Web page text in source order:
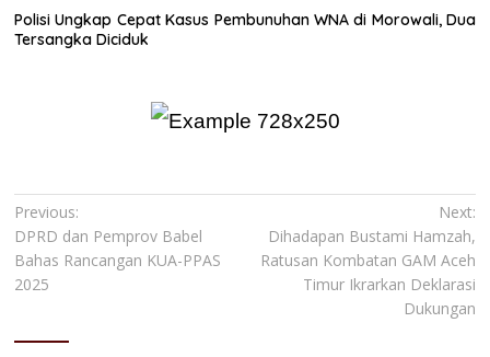
Polisi Ungkap Cepat Kasus Pembunuhan WNA di Morowali, Dua
Tersangka Diciduk
Navigasi
pos
Previous:
DPRD dan Pemprov Babel
Bahas Rancangan KUA-PPAS
2025
Next:
Dihadapan Bustami Hamzah,
Ratusan Kombatan GAM Aceh
Timur Ikrarkan Deklarasi
Dukungan